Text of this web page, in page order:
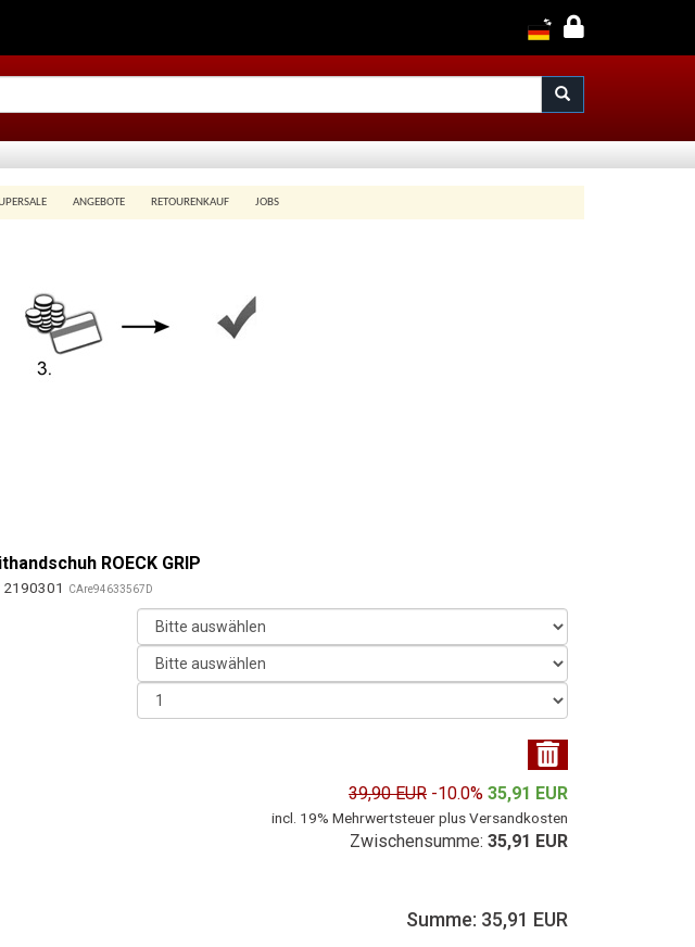
ANGEBOTE RETOURENKAUF JOBS
ROECK GRIP
2190301 CAre94633567D
39,90 EUR -10.0% 35,91 EUR
incl. 19% Mehrwertsteuer plus Versandkosten
Zwischensumme: 35,91 EUR
Summe: 35,91 EUR